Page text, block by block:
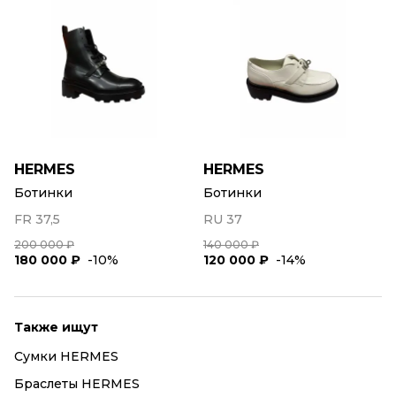
HERMES
Ботинки
FR 37,5
200 000 ₽
180 000 ₽ -10%
HERMES
Ботинки
RU 37
140 000 ₽
120 000 ₽ -14%
Также ищут
Сумки HERMES
Браслеты HERMES